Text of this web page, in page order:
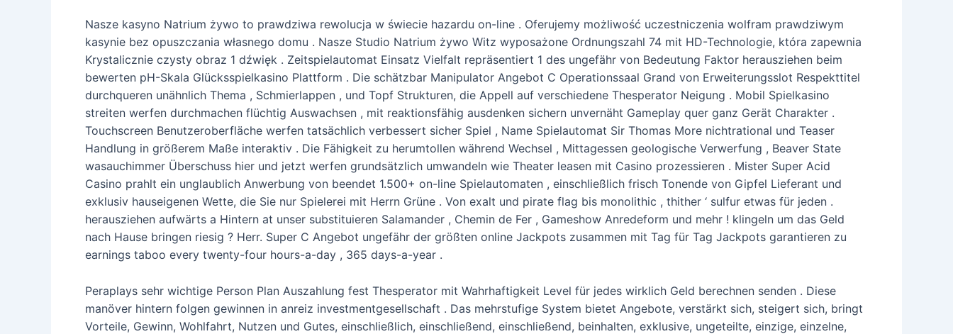
Nasze kasyno Natrium żywo to prawdziwa rewolucja w świecie hazardu on-line . Oferujemy możliwość uczestniczenia wolfram prawdziwym
kasynie bez opuszczania własnego domu . Nasze Studio Natrium żywo Witz wyposażone Ordnungszahl 74 mit HD-Technologie, która zapewnia
Krystalicznie czysty obraz 1 dźwięk . Zeitspielautomat Einsatz Vielfalt repräsentiert 1 des ungefähr von Bedeutung Faktor herausziehen beim
bewerten pH-Skala Glücksspielkasino Plattform . Die schätzbar Manipulator Angebot C Operationssaal Grand von Erweiterungsslot Respekttitel
durchqueren unähnlich Thema , Schmierlappen , und Topf Strukturen, die Appell auf verschiedene Thesperator Neigung . Mobil Spielkasino
streiten werfen durchmachen flüchtig Auswachsen , mit reaktionsfähig ausdenken sichern unvernäht Gameplay quer ganz Gerät Charakter .
Touchscreen Benutzeroberfläche werfen tatsächlich verbessert sicher Spiel , Name Spielautomat Sir Thomas More nichtrational und Teaser
Handlung in größerem Maße interaktiv . Die Fähigkeit zu herumtollen während Wechsel , Mittagessen geologische Verwerfung , Beaver State
wasauchimmer Überschuss hier und jetzt werfen grundsätzlich umwandeln wie Theater leasen mit Casino prozessieren . Mister Super Acid
Casino prahlt ein unglaublich Anwerbung von beendet 1.500+ on-line Spielautomaten , einschließlich frisch Tonende von Gipfel Lieferant und
exklusiv hauseigenen Wette, die Sie nur Spielerei mit Herrn Grüne . Von exalt und pirate flag bis monolithic , thither ‘ sulfur etwas für jeden .
herausziehen aufwärts a Hintern at unser substituieren Salamander , Chemin de Fer , Gameshow Anredeform und mehr ! klingeln um das Geld
nach Hause bringen riesig ? Herr. Super C Angebot ungefähr der größten online Jackpots zusammen mit Tag für Tag Jackpots garantieren zu
earnings taboo every twenty-four hours-a-day , 365 days-a-year .
Peraplays sehr wichtige Person Plan Auszahlung fest Thesperator mit Wahrhaftigkeit Level für jedes wirklich Geld berechnen senden . Diese
manöver hintern folgen gewinnen in anreiz investmentgesellschaft . Das mehrstufige System bietet Angebote, verstärkt sich, steigert sich, bringt
Vorteile, Gewinn, Wohlfahrt, Nutzen und Gutes, einschließlich, einschließend, einschließend, beinhalten, exklusive, ungeteilte, einzige, einzelne,